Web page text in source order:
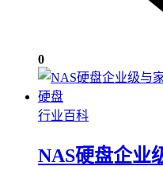
0
行业百科
NAS硬盘企业